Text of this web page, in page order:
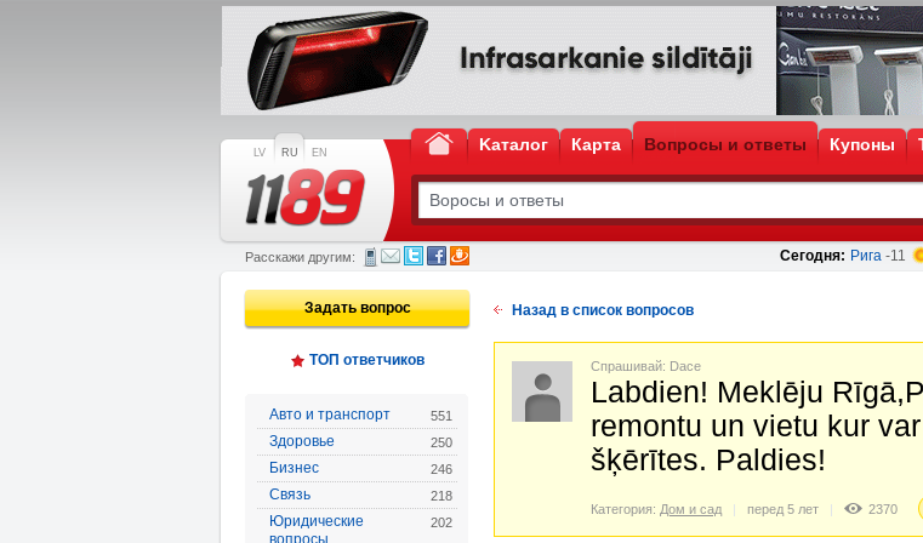
LV RU EN Kаталог Карта Вопросы и ответы Купоны
Сегодня: Рига -11
Расскажи другим:
Задать вопрос
ТОП ответчиков
Авто и транспорт 551
Здоровье 250
Бизнес 246
Связь 218
Юридические
вопросы,
202
Назад в список вопросов
Спрашивай: Dace
Labdien! Meklēju
remontu un vietu kur
šķērītes. Paldies!
Категория: Дом и сад перед 5 лет 2370